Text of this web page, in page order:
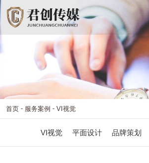
首页 - 服务案例 - VI视觉
VI视觉 平面设计 品牌策划